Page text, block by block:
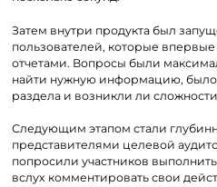
Затем внутри продукта был
пользователей, которые
отчетами. Вопросы были
найти нужную информацию, было
раздела и возникли ли
Следующим этапом стали
представителями целевой
попросили участников
вслух комментировать свои